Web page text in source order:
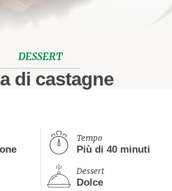
DESSERT
di castagne
Tempo
Più di 40 minuti
Dessert
Dolce